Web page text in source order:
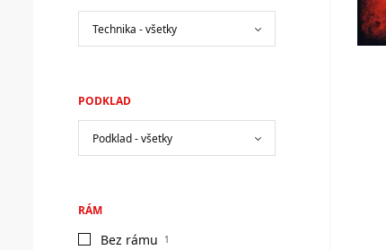
PODKLAD
RÁM
Bez rámu 1